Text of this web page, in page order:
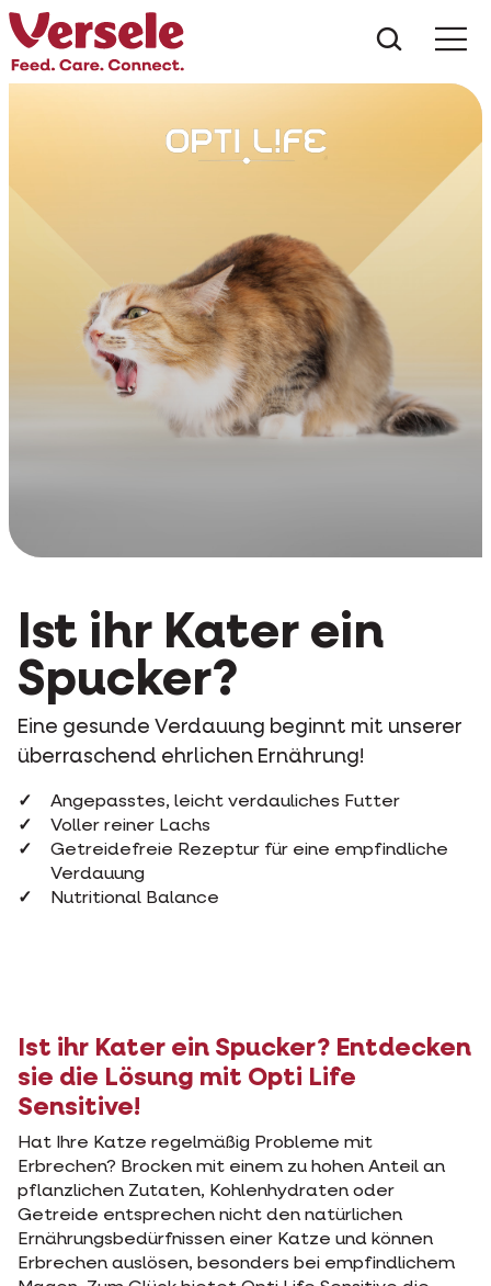
Ist ihr Kater ein
Spucker?
Eine gesunde Verdauung beginnt mit unserer
überraschend ehrlichen Ernährung!
Angepasstes, leicht verdauliches Futter
Voller reiner Lachs
Getreidefreie Rezeptur für eine empfindliche
Verdauung
Nutritional Balance
Ist ihr Kater ein Spucker? Entdecken
sie die Lösung mit Opti Life
Sensitive!
Hat Ihre Katze regelmäßig Probleme mit
Erbrechen? Brocken mit einem zu hohen Anteil an
pflanzlichen Zutaten, Kohlenhydraten oder
Getreide entsprechen nicht den natürlichen
Ernährungsbedürfnissen einer Katze und können
Erbrechen auslösen, besonders bei empfindlichem